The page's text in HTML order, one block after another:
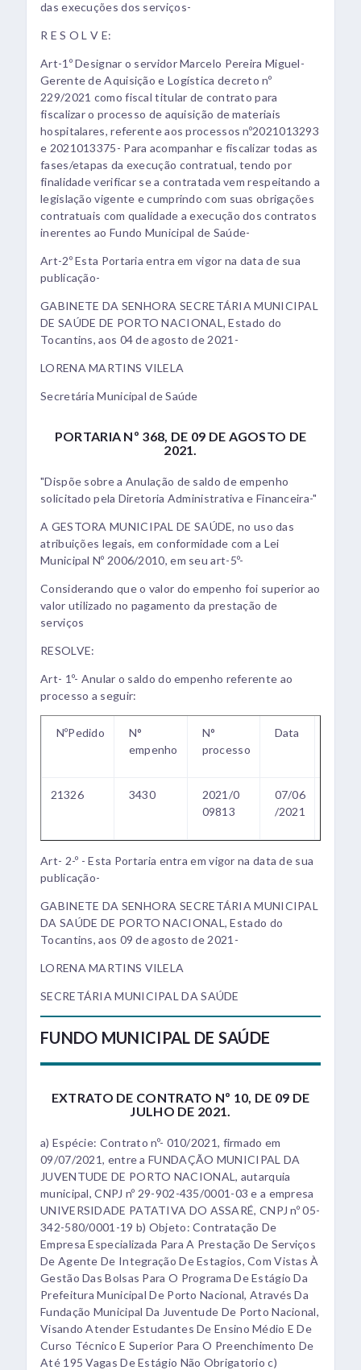
das execuções dos serviços-
R E S O L V E:
Art-1º Designar o servidor Marcelo Pereira Miguel-
Gerente de Aquisição e Logística decreto nº
229/2021 como fiscal titular de contrato para
fiscalizar o processo de aquisição de materiais
hospitalares, referente aos processos nº2021013293
e 2021013375- Para acompanhar e fiscalizar todas as
fases/etapas da execução contratual, tendo por
finalidade verificar se a contratada vem respeitando a
legislação vigente e cumprindo com suas obrigações
contratuais com qualidade a execução dos contratos
inerentes ao Fundo Municipal de Saúde-
Art-2º Esta Portaria entra em vigor na data de sua
publicação-
GABINETE DA SENHORA SECRETÁRIA MUNICIPAL
DE SAÚDE DE PORTO NACIONAL, Estado do
Tocantins, aos 04 de agosto de 2021-
LORENA MARTINS VILELA
Secretária Municipal de Saúde
PORTARIA Nº 368, DE 09 DE AGOSTO DE
2021.
"Dispõe sobre a Anulação de saldo de empenho
solicitado pela Diretoria Administrativa e Financeira-"
A GESTORA MUNICIPAL DE SAÚDE, no uso das
atribuições legais, em conformidade com a Lei
Municipal Nº 2006/2010, em seu art-5º-
Considerando que o valor do empenho foi superior ao
valor utilizado no pagamento da prestação de
serviços
RESOLVE:
Art- 1º- Anular o saldo do empenho referente ao
processo a seguir:
NºPedido
N°
empenho
N°
processo
Data
21326 3430
2021/0
09813
07/06
/2021
Art- 2-º - Esta Portaria entra em vigor na data de sua
publicação-
GABINETE DA SENHORA SECRETÁRIA MUNICIPAL
DA SAÚDE DE PORTO NACIONAL, Estado do
Tocantins, aos 09 de agosto de 2021-
LORENA MARTINS VILELA
SECRETÁRIA MUNICIPAL DA SAÚDE
FUNDO MUNICIPAL DE SAÚDE
EXTRATO DE CONTRATO Nº 10, DE 09 DE
JULHO DE 2021.
a) Espécie: Contrato nº- 010/2021, firmado em
09/07/2021, entre a FUNDAÇÃO MUNICIPAL DA
JUVENTUDE DE PORTO NACIONAL, autarquia
municipal, CNPJ nº 29-902-435/0001-03 e a empresa
UNIVERSIDADE PATATIVA DO ASSARÉ, CNPJ nº 05-
342-580/0001-19 b) Objeto: Contratação De
Empresa Especializada Para A Prestação De Serviços
De Agente De Integração De Estagios, Com Vistas À
Gestão Das Bolsas Para O Programa De Estágio Da
Prefeitura Municipal De Porto Nacional, Através Da
Fundação Municipal Da Juventude De Porto Nacional,
Visando Atender Estudantes De Ensino Médio E De
Curso Técnico E Superior Para O Preenchimento De
Até 195 Vagas De Estágio Não Obrigatorio c)